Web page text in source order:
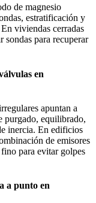
de magnesio
estratificación y
viviendas cerradas
sondas para recuperar
en
apuntan a
purgado, equilibrado,
inercia. En edificios
de emisores
para evitar golpes
a punto en